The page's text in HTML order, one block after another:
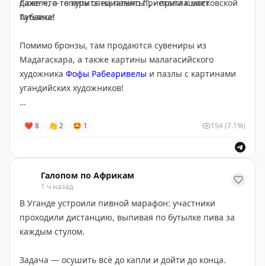
Сахеле, а теперь специально приехали к московской
публике!
даже что-то купить на память!", - приглашает
Татьяна!
Помимо бронзы, там продаются сувениры из
Мадагаскара, а также картины малагасийского
художника Фофы Рабеаривелы и пазлы с картинами
угандийских художников!
Мадагаскара - метро Кропоткинская.
📍 До 20.00. Вход с набережной во дворик.
❤ 8 👏 2 🤩 1 154(7.1%)
Галопом по Африкам
1 ч назад
В Уганде устроили пивной марафон: участники
проходили дистанцию, выпивая по бутылке пива за
каждым стулом.
Задача — осушить всё до капли и дойти до конца.